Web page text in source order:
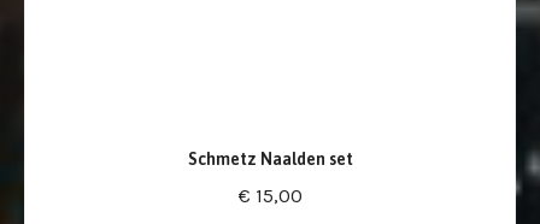
Schmetz Naalden set
€ 15,00